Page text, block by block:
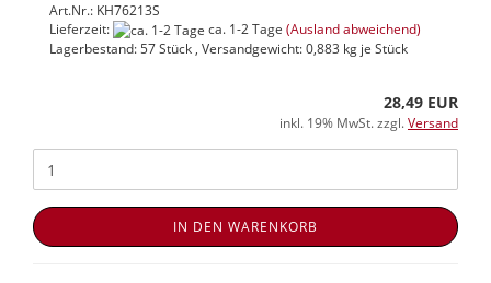
Art.Nr.: KH76213S
Lieferzeit:
ca. 1-2 Tage (Ausland abweichend)
Lagerbestand: 57 Stück , Versandgewicht:0,883 kg je Stück
28,49 EUR
inkl. 19% MwSt. zzgl.Versand
IN DEN WARENKORB